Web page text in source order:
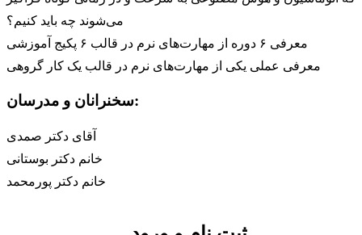
می‌شوند چه باید کنیم؟
معرفی ۶ دوره از مهارت‌های نرم در قالب ۶ پکیج آموزشی
معرفی عملی یکی از مهارت‌های نرم در قالب یک کار گروهی
سخنرانان و مدرسان:
آقای دکتر صمدی
خانم دکتر بوستانی
خانم دکتر پورمحمد